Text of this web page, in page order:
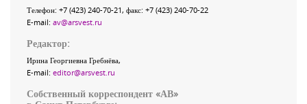
Телефон: +7 (423) 240-70-21, факс: +7 (423) 240-70-22
E-mail: av@arsvest.ru
Редактор:
Ирина Георгиевна Гребнёва,
E-mail: editor@arsvest.ru
Собственный корреспондент «АВ»